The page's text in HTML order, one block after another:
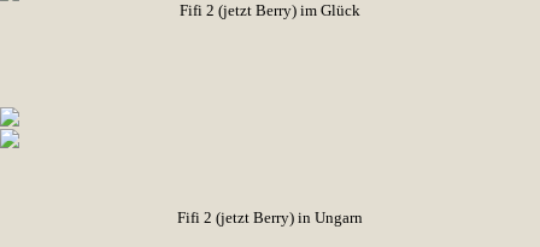
Fifi 2 (jetzt Berry) im Glück
Fifi 2 (jetzt Berry) in Ungarn